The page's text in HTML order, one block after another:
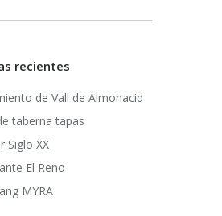
recientes
de Vall de Almonacid
taberna tapas
Siglo XX
El Reno
MYRA